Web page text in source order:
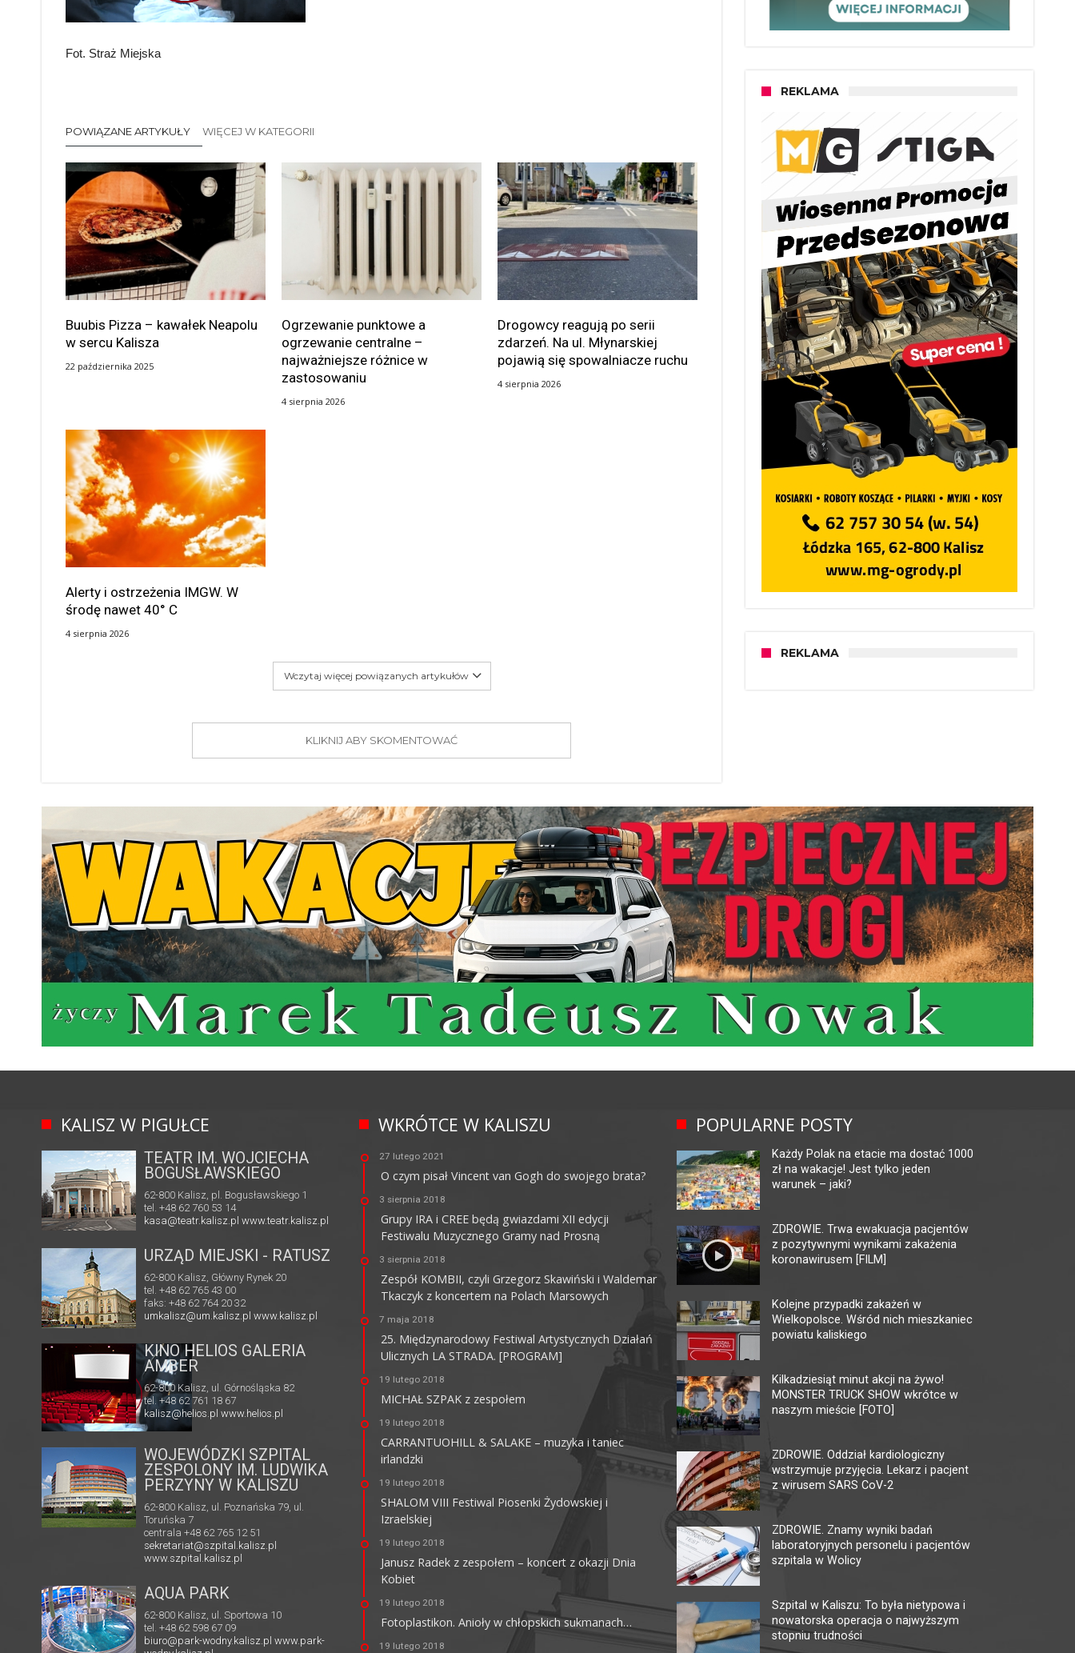
Fot. Straż Miejska
POWIĄZANE ARTYKUŁY WIĘCEJ W KATEGORII
Buubis Pizza – kawałek Neapolu
w sercu Kalisza
22 października 2025
Ogrzewanie punktowe a
ogrzewanie centralne –
najważniejsze różnice w
zastosowaniu
4 sierpnia 2026
Drogowcy reagują po serii
zdarzeń. Na ul. Młynarskiej
pojawią się spowalniacze ruchu
4 sierpnia 2026
Alerty i ostrzeżenia IMGW. W
środę nawet 40° C
4 sierpnia 2026
Wczytaj więcej powiązanych artykułów
KLIKNIJ ABY SKOMENTOWAĆ
REKLAMA
REKLAMA
KALISZ W PIGUŁCE
TEATR IM. WOJCIECHA
BOGUSŁAWSKIEGO
62-800 Kalisz, pl. Bogusławskiego 1
tel. +48 62 760 53 14
kasa@teatr.kalisz.pl www.teatr.kalisz.pl
URZĄD MIEJSKI - RATUSZ
62-800 Kalisz, Główny Rynek 20
tel. +48 62 765 43 00
faks: +48 62 764 20 32
umkalisz@um.kalisz.pl www.kalisz.pl
KINO HELIOS GALERIA
AMBER
62-800 Kalisz, ul. Górnośląska 82
tel. +48 62 761 18 67
kalisz@helios.pl www.helios.pl
KINO CENTRUM
tel. +48 62 765 25 01
ckis.kalisz.pl/
MULTIKINO GALERIA
TĘCZA
62-800 Kalisz, ul. 3 Maja 1
tel. + 48 41 267 23 84
multikino.pl
WOJEWÓDZKI SZPITAL
ZESPOLONY IM. LUDWIKA
PERZYNY W KALISZU
62-800 Kalisz, ul. Poznańska 79, ul.
Toruńska 7
centrala +48 62 765 12 51
sekretariat@szpital.kalisz.pl
www.szpital.kalisz.pl
AQUA PARK
62-800 Kalisz, ul. Sportowa 10
tel. +48 62 598 67 09
biuro@park-wodny.kalisz.pl www.park-
WKRÓTCE W KALISZU
27 lutego 2021
O czym pisał Vincent van Gogh do swojego brata?
3 sierpnia 2018
Grupy IRA i CREE będą gwiazdami XII edycji
Festiwalu Muzycznego Gramy nad Prosną
3 sierpnia 2018
Zespół KOMBII, czyli Grzegorz Skawiński i Waldemar
Tkaczyk z koncertem na Polach Marsowych
7 maja 2018
25. Międzynarodowy Festiwal Artystycznych Działań
Ulicznych LA STRADA. [PROGRAM]
19 lutego 2018
MICHAŁ SZPAK z zespołem
19 lutego 2018
CARRANTUOHILL & SALAKE – muzyka i taniec
irlandzki
19 lutego 2018
SHALOM VIII Festiwal Piosenki Żydowskiej i
Izraelskiej
19 lutego 2018
Janusz Radek z zespołem – koncert z okazji Dnia
Kobiet
19 lutego 2018
Fotoplastikon. Anioły w chłopskich sukmanach…
19 lutego 2018
POPULARNE POSTY
Każdy Polak na etacie ma dostać 1000
zł na wakacje! Jest tylko jeden
warunek – jaki?
ZDROWIE. Trwa ewakuacja pacjentów
z pozytywnymi wynikami zakażenia
koronawirusem [FILM]
Kolejne przypadki zakażeń w
Wielkopolsce. Wśród nich mieszkaniec
powiatu kaliskiego
Kilkadziesiąt minut akcji na żywo!
MONSTER TRUCK SHOW wkrótce w
naszym mieście [FOTO]
ZDROWIE. Oddział kardiologiczny
wstrzymuje przyjęcia. Lekarz i pacjent
z wirusem SARS CoV-2
ZDROWIE. Znamy wyniki badań
laboratoryjnych personelu i pacjentów
szpitala w Wolicy
Szpital w Kaliszu: To była nietypowa i
nowatorska operacja o najwyższym
stopniu trudności